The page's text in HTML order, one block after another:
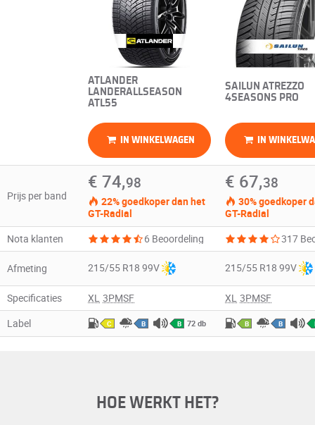
ATLANDER
LANDERALLSEASON
ATL55
SAILUN ATREZZO
4SEASONS PRO
IN WINKELWAGEN IN
Prijs per band
€ 74,98
22% goedkoper dan het
GT-Radial
€ 67,38
30% goedkoper
GT-Radial
Nota klanten
6 Beoordeling
Afmeting 215/55 R18 99V 215/55 R18 99V
Specificaties XL 3PMSF XL 3PMSF
Label
C B B 72 db B B
HOE WERKT HET?